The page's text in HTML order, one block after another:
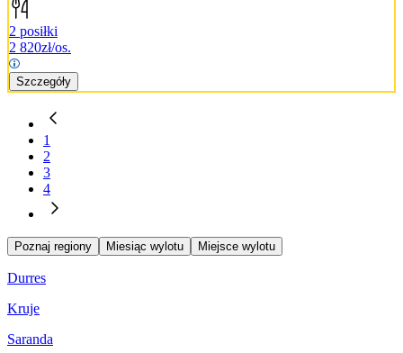
2 posiłki
2 820zł/os.
Szczegóły
1
2
3
4
Poznaj regiony Miesiąc wylotu Miejsce wylotu
Durres
Kruje
Saranda